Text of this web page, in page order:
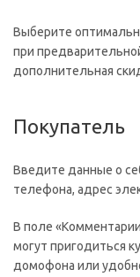
Выберите
при
дополнительная
Покупатель
Введите данные о
телефона, адрес
В поле
могут пригодиться
домофона или